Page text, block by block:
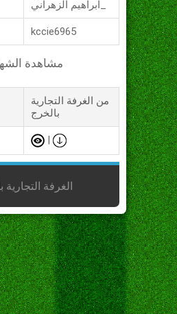
kccie6965
مشاهدة
من الغرفة التجارية
بالخرج
الغرفة التجارية